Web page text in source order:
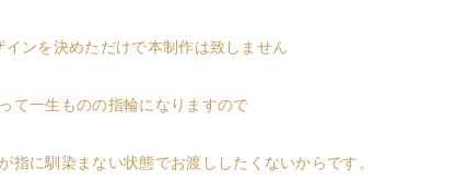
ンを決めただけで本制作は致しません
て一生ものの指輪になりますので
指に馴染まない状態でお渡ししたくないからです。